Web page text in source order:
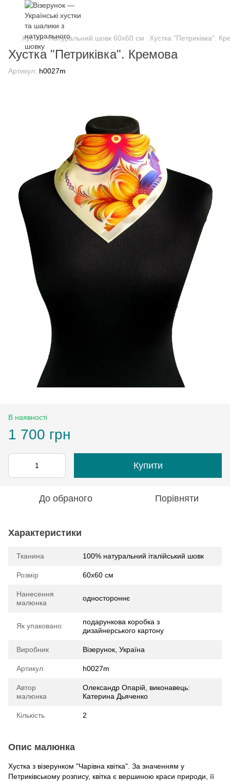
Хустки Натуральний шовк 60х60 см Хустка "Петриківка".
Хустка "Петриківка". Кремова
Артикул: h0027m
В наявності
1 700 грн
Купити
До обраного Порівняти
Характеристики
Тканина 100% натуральний італійський шовк
Розмір 60х60 см
Нанесення
малюнка
одностороннє
Як упаковано
подарункова коробка з
дизайнерського картону
Виробник Візерунок, Україна
Артикул h0027m
Автор
малюнка
Олександр Опарій, виконавець:
Катерина Дьяченко
Кількість 2
Опис малюнка
Хустка з візерунком "Чарівна квітка". За значенням у
Петриківському розпису, квітка є вершиною краси природи, її